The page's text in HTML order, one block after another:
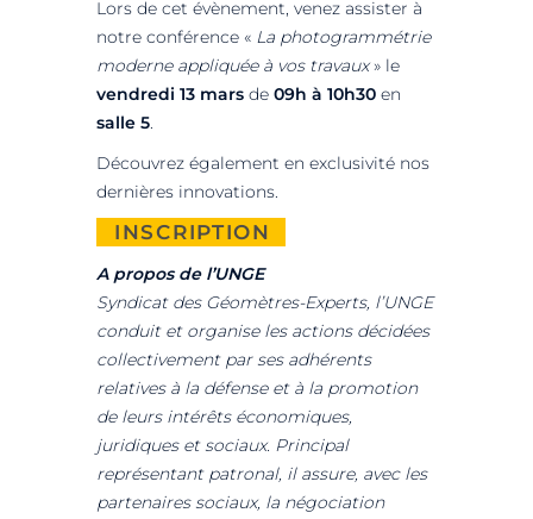
Lors de cet évènement, venez assister à
notre conférence « La photogrammétrie
moderne appliquée à vos travaux» le
vendredi 13 mars de 09h à 10h30 en
salle 5.
Découvrez également en exclusivité nos
dernières innovations.
INSCRIPTION
A propos de l’UNGE
Syndicat des Géomètres-Experts, l’UNGE
conduit et organise les actions décidées
collectivement par ses adhérents
relatives à la défense et à la promotion
de leurs intérêts économiques,
juridiques et sociaux. Principal
représentant patronal, il assure, avec les
partenaires sociaux, la négociation